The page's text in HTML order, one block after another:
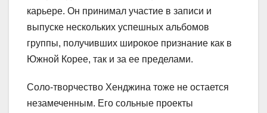
карьере. Он принимал участие в записи и
выпуске нескольких успешных альбомов
группы, получивших широкое признание как в
Южной Корее, так и за ее пределами.
Соло-творчество Хенджина тоже не остается
незамеченным. Его сольные проекты